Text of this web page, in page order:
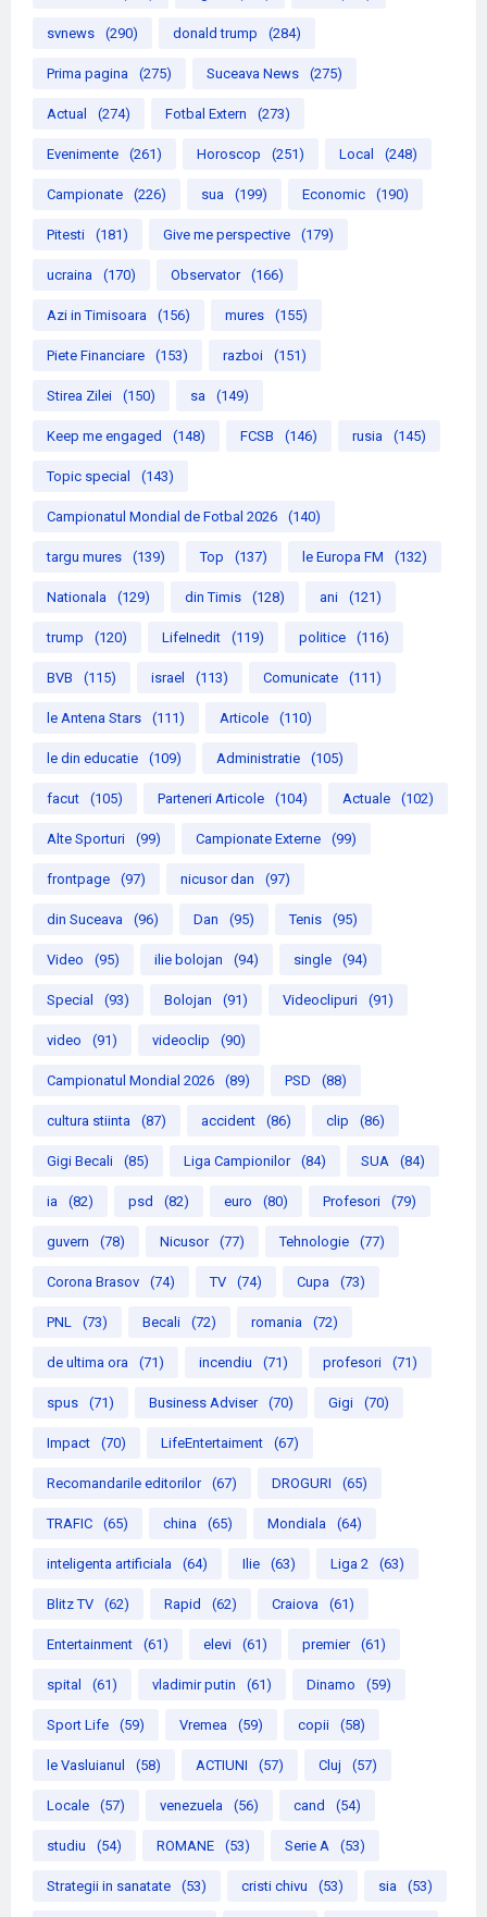
svnews (290) donald trump (284)
Prima pagina (275) Suceava News (275)
Actual (274) Fotbal Extern (273)
Evenimente (261) Horoscop (251) Local (248)
Campionate (226) sua (199) Economic (190)
Pitesti (181) Give me perspective (179)
ucraina (170) Observator (166)
Azi in Timisoara (156) mures (155)
Piete Financiare (153) razboi (151)
Stirea Zilei (150) sa (149)
Keep me engaged (148) FCSB (146) rusia (145)
Topic special (143)
Campionatul Mondial de Fotbal 2026 (140)
targu mures (139) Top (137) le Europa FM (132)
Nationala (129) din Timis (128) ani (121)
trump (120) LifeInedit (119) politice (116)
BVB (115) israel (113) Comunicate (111)
le Antena Stars (111) Articole (110)
le din educatie (109) Administratie (105)
facut (105) Parteneri Articole (104) Actuale (102)
Alte Sporturi (99) Campionate Externe (99)
frontpage (97) nicusor dan (97)
din Suceava (96) Dan (95) Tenis (95)
Video (95) ilie bolojan (94) single (94)
Special (93) Bolojan (91) Videoclipuri (91)
video (91) videoclip (90)
Campionatul Mondial 2026 (89) PSD (88)
cultura stiinta (87) accident (86) clip (86)
Gigi Becali (85) Liga Campionilor (84) SUA (84)
ia (82) psd (82) euro (80) Profesori (79)
guvern (78) Nicusor (77) Tehnologie (77)
Corona Brasov (74) TV (74) Cupa (73)
PNL (73) Becali (72) romania (72)
de ultima ora (71) incendiu (71) profesori (71)
spus (71) Business Adviser (70) Gigi (70)
Impact (70) LifeEntertaiment (67)
Recomandarile editorilor (67) DROGURI (65)
TRAFIC (65) china (65) Mondiala (64)
inteligenta artificiala (64) Ilie (63) Liga 2 (63)
Blitz TV (62) Rapid (62) Craiova (61)
Entertainment (61) elevi (61) premier (61)
spital (61) vladimir putin (61) Dinamo (59)
Sport Life (59) Vremea (59) copii (58)
le Vasluianul (58) ACTIUNI (57) Cluj (57)
Locale (57) venezuela (56) cand (54)
studiu (54) ROMANE (53) Serie A (53)
Strategii in sanatate (53) cristi chivu (53) sia (53)